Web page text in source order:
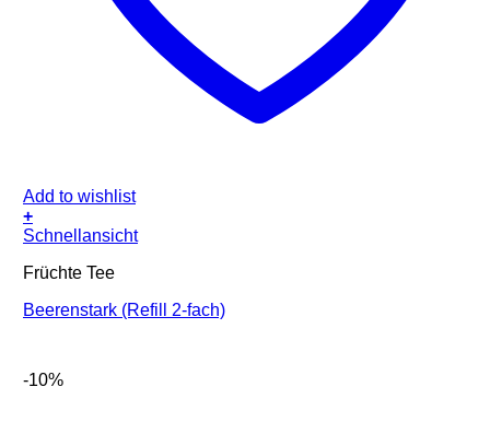
Add to wishlist
+
Schnellansicht
Früchte Tee
Beerenstark (Refill 2-fach)
-10%